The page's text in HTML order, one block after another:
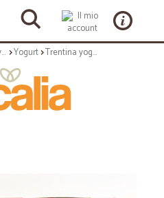
Latte, burro, yogurt Yogurt Trentina yogurt frutti bosco x 2